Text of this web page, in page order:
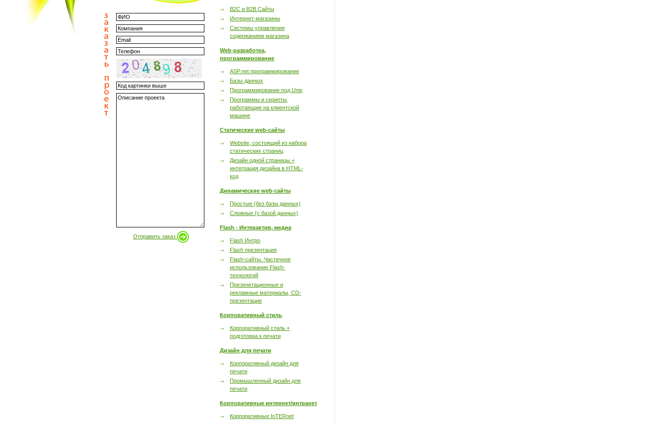
Отправить заказ
B2C и B2B Сайты
Интернет-магазины
Системы управления
содержанием магазина
Web-разработка,
программирование
ASP.net программирование
Базы данных
Программирование под Unix
Программы и скрипты,
работающие на клиентской
машине
Статические web-сайты
Website, состоящий из набора
статических страниц
Дизайн одной страницы +
интеграция дизайна в HTML-
код
Динамические web-сайты
Простые (без базы данных)
Сложные (с базой данных)
Flash - Интерактив, медиа
Flash Интро
Flash презентация
Flash-сайты. Частичное
использование Flash-
технологий
Презенетационные и
рекламные материалы, CD-
презентации
Корпоративный стиль
Корпоративный стиль +
подготовка к печати
Дизайн для печати
Корпоративный дизайн для
печати
Промышленный дизайн для
печати
Корпоративные интернет/интранет
Корпоративные InTERnet